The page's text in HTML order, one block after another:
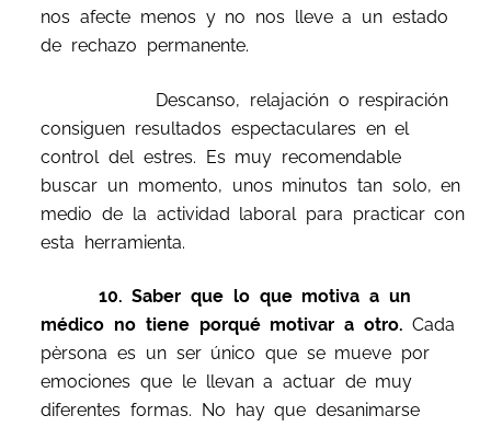
nos afecte menos y no nos lleve a un estado
de rechazo permanente.
Descanso, relajación o respiración
consiguen resultados espectaculares en el
control del estres. Es muy recomendable
buscar un momento, unos minutos tan solo, en
medio de la actividad laboral para practicar con
esta herramienta.
10. Saber que lo que motiva a un
médico no tiene porqué motivar a otro.Cada
pèrsona es un ser único que se mueve por
emociones que le llevan a actuar de muy
diferentes formas. No hay que desanimarse